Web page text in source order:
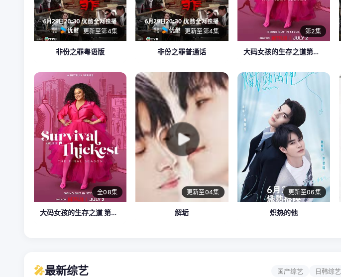
更新至第4集
非份之罪粤语版
更新至第4集
非份之罪普通话
第2集
大码女孩的生存之道第三季
全08集
大码女孩的生存之道 第三季
更新至04集
解垢
更新至06集
炽热的他
🎤最新综艺 国产综艺 日韩综艺